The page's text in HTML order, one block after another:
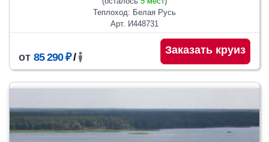
Теплоход: Белая Русь
Арт. И448731
от 85 290 ₽/
Заказать круиз